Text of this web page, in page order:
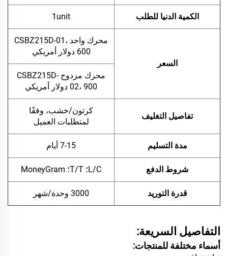
الكمية الدنيا للطلب 1unit
السعر
محرك واحد CSBZ215D-01،
600 دولار أمريكي
محرك مزدوج CSBZ215D-
02، 900 دولار أمريكي
تفاصيل التغليف
كرتون/خشب، وفقًا
لمتطلبات العميل
مدة التسليم 7-15 أيام
شروط الدفع L/C؛ T/T؛ MoneyGram
قدرة التوريد 3000 وحدة/شهر
التفاصيل السريعة:
أسماء مختلفة للمنتجات: